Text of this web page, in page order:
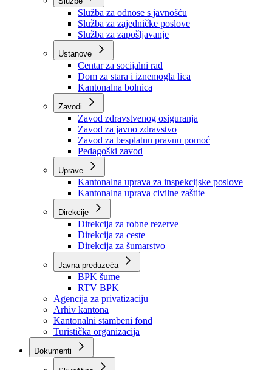
Organizacije
Službe
Služba za odnose s javnošću
Služba za zajedničke poslove
Služba za zapošljavanje
Ustanove
Centar za socijalni rad
Dom za stara i iznemogla lica
Kantonalna bolnica
Zavodi
Zavod zdravstvenog osiguranja
Zavod za javno zdravstvo
Zavod za besplatnu pravnu pomoć
Pedagoški zavod
Kantonalna uprava za inspekcijske poslove
Kantonalna uprava civilne zaštite
Direkcije
Direkcija za robne rezerve
Direkcija za ceste
Direkcija za šumarstvo
Javna preduzeća
BPK šume
RTV BPK
Agencija za privatizaciju
Arhiv kantona
Kantonalni stambeni fond
Turistička organizacija